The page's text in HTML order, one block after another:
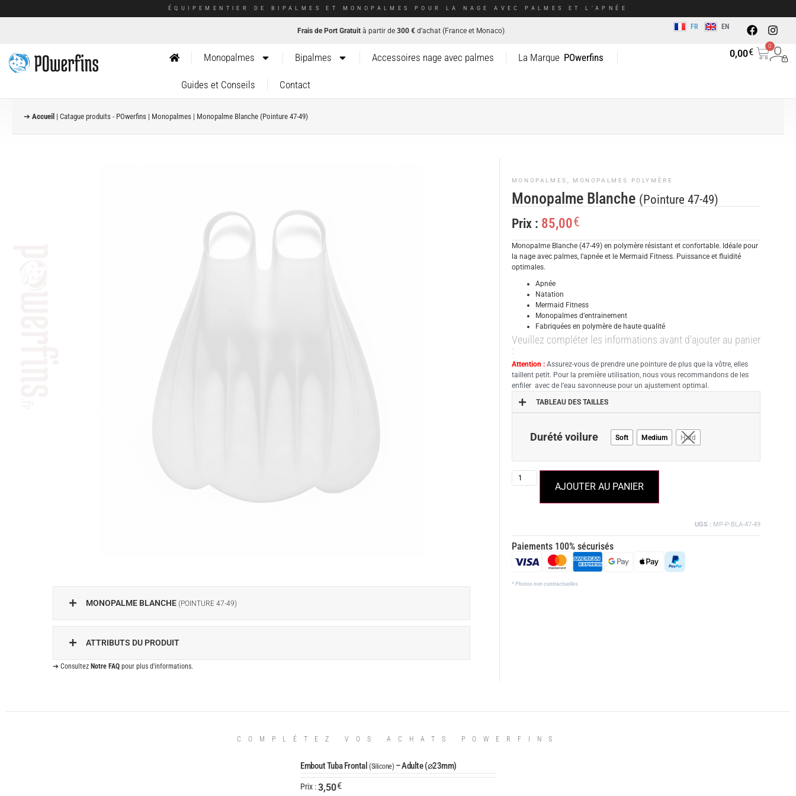
ÉQUIPEMENTIER DE BIPALMES ET MONOPALMES POUR LA NAGE AVEC PALMES ET L’APNÉE
Frais de Port Gratuit à partir de300 € d’achat (France et Monaco) FR EN
Monopalmes Bipalmes Accessoires nage avec palmes La Marque POwerfins
Guides et Conseils Contact
0,00€
0
➔ Accueil | Catague produits - POwerfins | Monopalmes | Monopalme Blanche (Pointure 47-49)
MONOPALME BLANCHE(POINTURE 47-49)
ATTRIBUTS DU PRODUIT
➔ ConsultezNotre FAQ pour plus d'informations.
MONOPALMES MONOPALMES POLYMÈRE
Monopalme Blanche (Pointure 47-49)
Prix : 85,00€
Monopalme Blanche (47-49) en polymère résistant et confortable. Idéale pour
la nage avec palmes, l’apnée et le Mermaid Fitness. Puissance et fluidité
optimales.
Apnée
Natation
Mermaid Fitness
Monopalmes d’entrainement
Fabriquées en polymère de haute qualité
Veuillez compléter les informations avant d'ajouter au panier
:
Attention :Assurez-vous de prendre une pointure de plus que la vôtre, elles
taillent petit. Pour la première utilisation, nous vous recommandons de les
enfiler avec de l’eau savonneuse pour un ajustement optimal.
TABLEAU DES TAILLES
Durété voilure Soft Medium Hard
AJOUTER AU PANIER
UGS : MP-P-BLA-47-49
Paiements 100% sécurisés
* Photos non contractuelles
COMPLÉTEZ VOS ACHATS POWERFINS
Embout Tuba Frontal (Silicone) – Adulte (⌀23mm)
Prix :3,50€